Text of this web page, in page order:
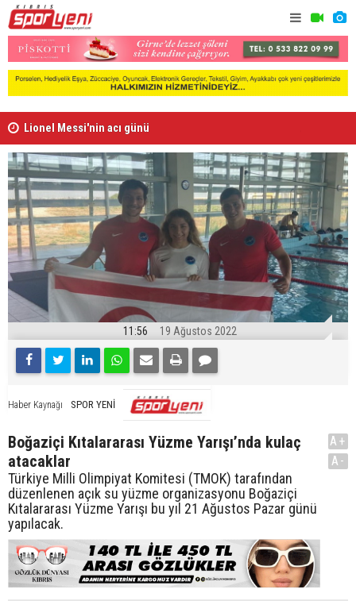
Lionel Messi'nin acı günü
11:56 19 Ağustos 2022
Haber Kaynağı SPOR YENİ
Boğaziçi Kıtalararası Yüzme Yarışı’nda kulaç
atacaklar
Türkiye Milli Olimpiyat Komitesi (TMOK) tarafından
düzenlenen açık su yüzme organizasyonu Boğaziçi
Kıtalararası Yüzme Yarışı bu yıl 21 Ağustos Pazar günü
yapılacak.
A+
A-